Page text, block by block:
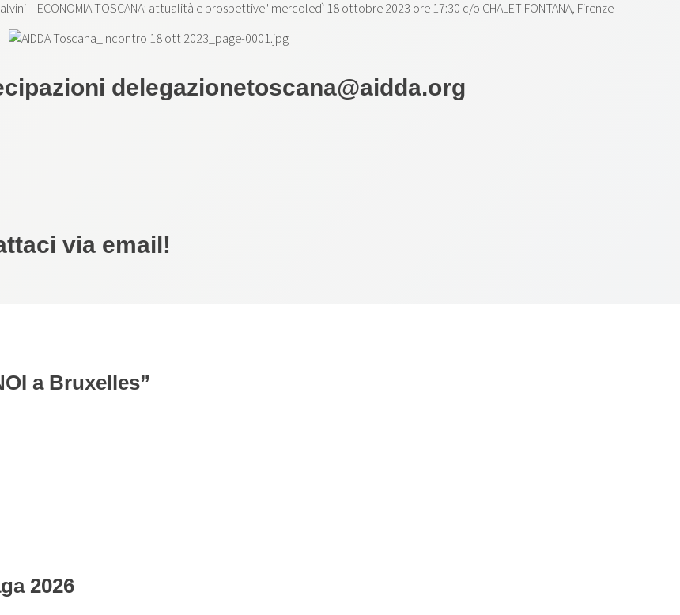
– ECONOMIA TOSCANA: attualità e prospettive" mercoledì 18 ottobre 2023 ore 17:30 c/o CHALET FONTANA, Firenze
delegazionetoscana@aidda.org
via email!
a Bruxelles”
2026